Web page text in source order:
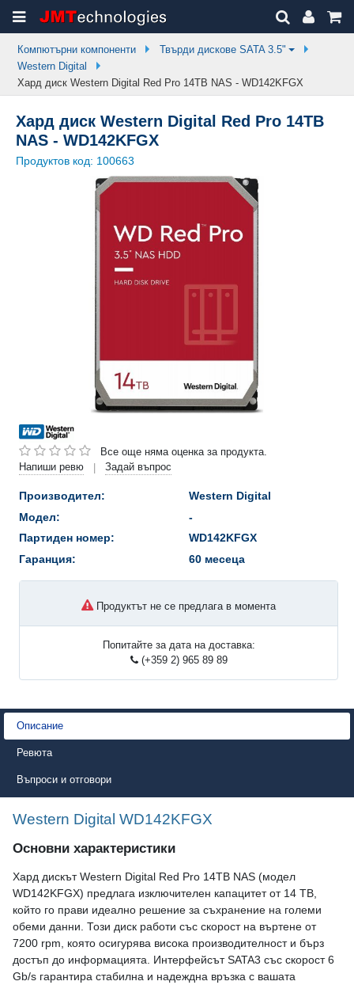
Компютърни компоненти
Твърди дискове SATA 3.5"
Western Digital
Хард диск Western Digital Red Pro 14TB NAS - WD142KFGX
Хард диск Western Digital Red Pro 14TB
NAS - WD142KFGX
Продуктов код: 100663
Все още няма оценка за продукта.
Напиши ревю
| Задай въпрос
Производител:
Western Digital
Модел:
-
Партиден номер:
WD142KFGX
Гаранция:
60 месеца
Продуктът не се предлага в момента
Попитайте за дата на доставка:
(+359 2) 965 89 89
Описание
Ревюта
Въпроси и отговори
Western Digital WD142KFGX
Основни характеристики
Хард дискът Western Digital Red Pro 14TB NAS (модел
WD142KFGX) предлага изключителен капацитет от 14 TB,
който го прави идеално решение за съхранение на големи
обеми данни. Този диск работи със скорост на въртене от
7200 rpm, която осигурява висока производителност и бърз
достъп до информацията. Интерфейсът SATA3 със скорост 6
Gb/s гарантира стабилна и надеждна връзка с вашата